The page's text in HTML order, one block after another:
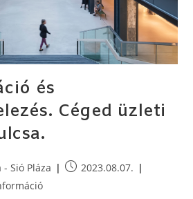
és
Céged üzleti
Sió Pláza
2023.08.07.